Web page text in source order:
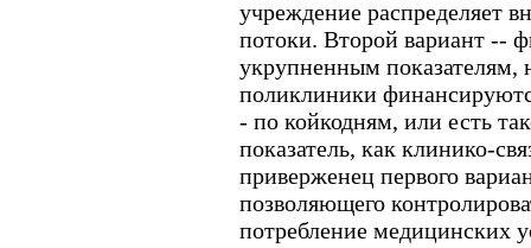
учреждение распределяет
потоки. Второй вариант --
укрупненным
поликлиники
- по койкодням, или есть
показатель, как клинико-
приверженец первого
позволяющего
потребление медицинских